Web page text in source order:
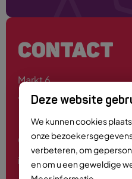
Deze website
We kunnen cookies
onze
verbeteren, om
en om u een geweldige
CONTACT
Markt 6
4701 PE Roosendaal
0165 - 55 44 00